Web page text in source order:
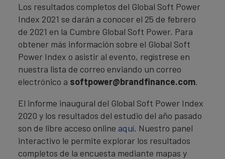
Los resultados completos del Global Soft Power
Index 2021 se darán a conocer el 25 de febrero
de 2021 en la Cumbre Global Soft Power. Para
obtener más información sobre el Global Soft
Power Index o asistir al evento, regístrese en
nuestra lista de correo enviando un correo
electrónico a softpower@brandfinance.com.
El informe inaugural del Global Soft Power Index
2020 y los resultados del estudio del año pasado
son de libre acceso online aquí. Nuestro panel
interactivo le permite explorar los resultados
completos de la encuesta mediante mapas y